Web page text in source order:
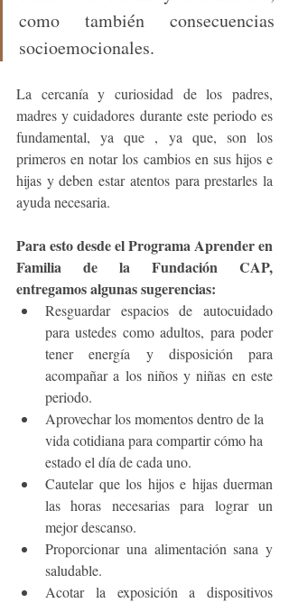
como también consecuencias
socioemocionales.
La cercanía y curiosidad de los padres,
madres y cuidadores durante este periodo es
fundamental, ya que , ya que, son los
primeros en notar los cambios en sus hijos e
hijas y deben estar atentos para prestarles la
ayuda necesaria.
Para esto desde el Programa Aprender en
Familia de la Fundación CAP,
entregamos algunas sugerencias:
Resguardar espacios de autocuidado
para ustedes como adultos, para poder
tener energía y disposición para
acompañar a los niños y niñas en este
periodo.
Aprovechar los momentos dentro de la
vida cotidiana para compartir cómo ha
estado el día de cada uno.
Cautelar que los hijos e hijas duerman
las horas necesarias para lograr un
mejor descanso.
Proporcionar una alimentación sana y
saludable.
Acotar la exposición a dispositivos